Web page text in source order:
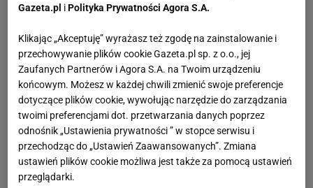
Gazeta.pl iPolityka Prywatności Agora S.A.
Klikając „Akceptuję” wyrażasz też zgodę na zainstalowanie i
przechowywanie plików cookie Gazeta.pl sp. z o.o., jej
Zaufanych Partnerów i Agora S.A. na Twoim urządzeniu
końcowym. Możesz w każdej chwili zmienić swoje preferencje
dotyczące plików cookie, wywołując narzędzie do zarządzania
twoimi preferencjami dot. przetwarzania danych poprzez
odnośnik „Ustawienia prywatności ” w stopce serwisu i
przechodząc do „Ustawień Zaawansowanych”. Zmiana
ustawień plików cookie możliwa jest także za pomocą ustawień
przeglądarki.